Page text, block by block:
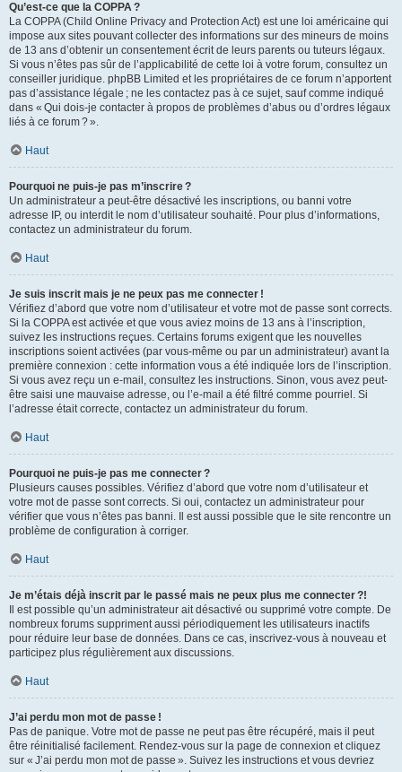
Qu’est-ce que la COPPA ?
La COPPA (Child Online Privacy and Protection Act) est une loi américaine qui
impose aux sites pouvant collecter des informations sur des mineurs de moins
de 13 ans d’obtenir un consentement écrit de leurs parents ou tuteurs légaux.
Si vous n’êtes pas sûr de l’applicabilité de cette loi à votre forum, consultez un
conseiller juridique. phpBB Limited et les propriétaires de ce forum n’apportent
pas d’assistance légale ; ne les contactez pas à ce sujet, sauf comme indiqué
dans « Qui dois-je contacter à propos de problèmes d’abus ou d’ordres légaux
liés à ce forum ? ».
Haut
Pourquoi ne puis-je pas m’inscrire ?
Un administrateur a peut-être désactivé les inscriptions, ou banni votre
adresse IP, ou interdit le nom d’utilisateur souhaité. Pour plus d’informations,
contactez un administrateur du forum.
Haut
Je suis inscrit mais je ne peux pas me connecter !
Vérifiez d’abord que votre nom d’utilisateur et votre mot de passe sont corrects.
Si la COPPA est activée et que vous aviez moins de 13 ans à l’inscription,
suivez les instructions reçues. Certains forums exigent que les nouvelles
inscriptions soient activées (par vous-même ou par un administrateur) avant la
première connexion : cette information vous a été indiquée lors de l’inscription.
Si vous avez reçu un e-mail, consultez les instructions. Sinon, vous avez peut-
être saisi une mauvaise adresse, ou l’e-mail a été filtré comme pourriel. Si
l’adresse était correcte, contactez un administrateur du forum.
Haut
Pourquoi ne puis-je pas me connecter ?
Plusieurs causes possibles. Vérifiez d’abord que votre nom d’utilisateur et
votre mot de passe sont corrects. Si oui, contactez un administrateur pour
vérifier que vous n’êtes pas banni. Il est aussi possible que le site rencontre un
problème de configuration à corriger.
Haut
Je m’étais déjà inscrit par le passé mais ne peux plus me connecter ?!
Il est possible qu’un administrateur ait désactivé ou supprimé votre compte. De
nombreux forums suppriment aussi périodiquement les utilisateurs inactifs
pour réduire leur base de données. Dans ce cas, inscrivez-vous à nouveau et
participez plus régulièrement aux discussions.
Haut
J’ai perdu mon mot de passe !
Pas de panique. Votre mot de passe ne peut pas être récupéré, mais il peut
être réinitialisé facilement. Rendez-vous sur la page de connexion et cliquez
sur « J’ai perdu mon mot de passe ». Suivez les instructions et vous devriez